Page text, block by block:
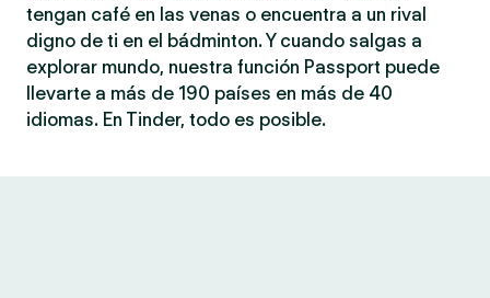
tengan café en las venas o encuentra a un rival
digno de ti en el bádminton. Y cuando salgas a
explorar mundo, nuestra función Passport puede
llevarte a más de 190 países en más de 40
idiomas. En Tinder, todo es posible.